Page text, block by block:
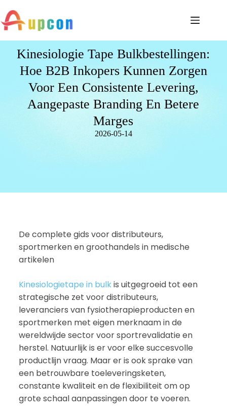
Kinesiologie Tape Bulkbestellingen:
Hoe B2B Inkopers Kunnen Zorgen
Voor Een Consistente Levering,
Aangepaste Branding En Betere
Marges
2026-05-14
De complete gids voor distributeurs,
sportmerken en groothandels in medische
artikelen
Kinesiologietape in bulkis uitgegroeid tot een
strategische zet voor distributeurs,
leveranciers van fysiotherapieproducten en
sportmerken met eigen merknaam in de
wereldwijde sector voor sportrevalidatie en
herstel. Natuurlijk is er voor elke succesvolle
productlijn vraag. Maar er is ook sprake van
een betrouwbare toeleveringsketen,
constante kwaliteit en de flexibiliteit om op
grote schaal aanpassingen door te voeren.